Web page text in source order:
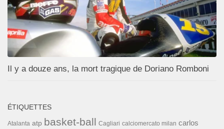
Il y a douze ans, la mort tragique de Doriano Romboni
ÉTIQUETTES
Atalanta atp basket-ball Cagliari calciomercato milan carlos